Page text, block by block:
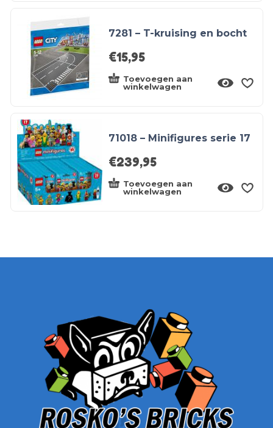
7281 – T-kruising en bocht
€15,95
Toevoegen aan
winkelwagen
71018 – Minifigures serie 17
€239,95
Toevoegen aan
winkelwagen